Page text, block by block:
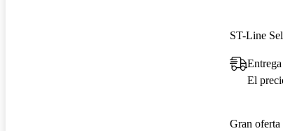
ST-Line
El
Gran oferta